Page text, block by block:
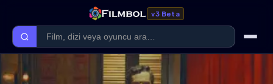
v3 Beta
Ana Sayfa